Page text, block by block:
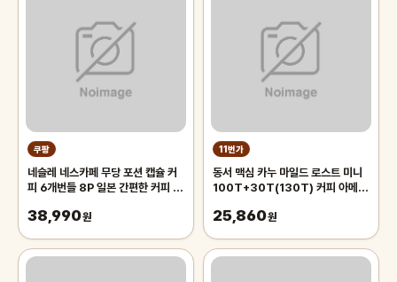
쿠팡
네슬레 네스카페 무당 포션 캡슐 커
피 6개번들 8P 일본 간편한 커피 인
38,990원
11번가
동서 맥심 카누 마일드 로스트 미니
100T+30T(130T) 커피 아메리
25,860원